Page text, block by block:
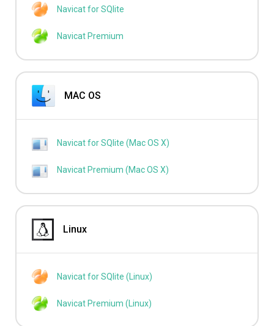
Navicat for SQlite
Navicat Premium
MAC OS
Navicat for SQlite (Mac OS X)
Navicat Premium (Mac OS X)
Linux
Navicat for SQlite (Linux)
Navicat Premium (Linux)